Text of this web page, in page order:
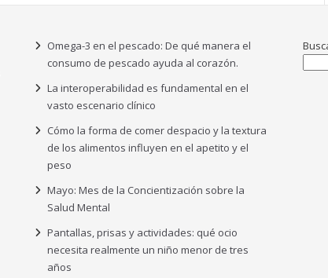
Omega-3 en el pescado: De qué manera el
consumo de pescado ayuda al corazón.
La interoperabilidad es fundamental en el
vasto escenario clínico
Cómo la forma de comer despacio y la textura
de los alimentos influyen en el apetito y el
peso
Mayo: Mes de la Concientización sobre la
Salud Mental
Pantallas, prisas y actividades: qué ocio
necesita realmente un niño menor de tres
años